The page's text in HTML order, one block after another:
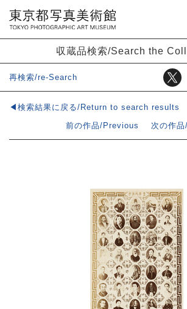
収蔵品検索/Search the
再検索/re-Search
◀検索結果に戻る/Return to search results
前の作品/Previous
次の作